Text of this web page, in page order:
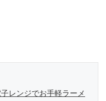
レンジでお手軽ラーメ